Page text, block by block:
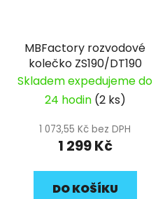
MBFactory rozvodové
kolečko ZS190/DT190
Skladem expedujeme do
24 hodin (2 ks)
1 073,55 Kč bez DPH
1 299 Kč
DO KOŠÍKU